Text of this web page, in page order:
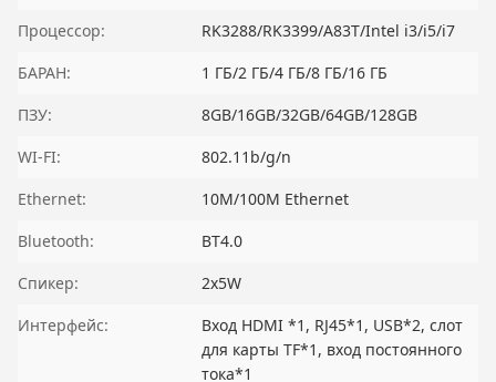
Процессор:
RK3288/RK3399/A83T/Intel i3/i5/i7
БАРАН:
1 ГБ/2 ГБ/4 ГБ/8 ГБ/16 ГБ
ПЗУ:
8GB/16GB/32GB/64GB/128GB
WI-FI:
802.11b/g/n
Ethernet:
10M/100M Ethernet
Bluetooth:
BT4.0
Спикер:
2x5W
Интерфейс:
Вход HDMI *1, RJ45*1, USB*2, слот
для карты TF*1, вход постоянного
тока*1